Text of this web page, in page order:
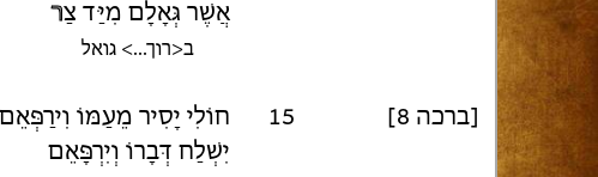
אֲשֶׁר גְּאָלָם מִיַּד צַר
ב<רוך...> גואל
[ברכה 8] 15
חוֹלִי יָסִיר מֵעַמּוֹ וִירַפְּאֵם
יִשְׁלַח דְּבָרוֹ וְיִרְפָּאֵם